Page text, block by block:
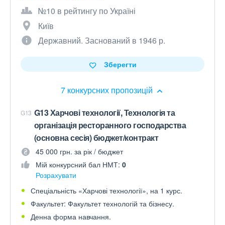
№10 в рейтингу по Україні
Київ
Державний. Заснований в 1946 р.
7 конкурсних пропозицій
Зберегти
G13 G13 Харчові технології, Технологія та
організація ресторанного господарства
(основна сесія) бюджет/контракт
45 000 грн. за рік / бюджет
Мій конкурсний бал НМТ: 0
Розрахувати
Спеціальність «Харчові технології», на 1 курс.
Факультет: Факультет технологій та бізнесу.
Денна форма навчання.